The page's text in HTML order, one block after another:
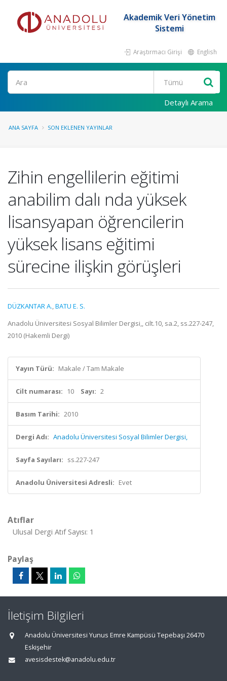
Akademik Veri Yönetim
Sistemi
Araştırmacı Girişi English
Ara
Detaylı Arama
ANA SAYFA SON EKLENEN YAYINLAR
Zihin engellilerin eğitimi
anabilim dalı nda yüksek
lisansyapan öğrencilerin
yüksek lisans eğitimi
sürecine ilişkin görüşleri
DÜZKANTAR A.,BATU E. S.
Anadolu Üniversitesi Sosyal Bilimler Dergisi,, cilt.10, sa.2, ss.227-247,
2010 (Hakemli Dergi)
Yayın Türü: Makale / Tam Makale
Cilt numarası: 10 Sayı: 2
Basım Tarihi: 2010
Dergi Adı: Anadolu Üniversitesi Sosyal Bilimler Dergisi,
Sayfa Sayıları: ss.227-247
Anadolu Üniversitesi Adresli: Evet
Atıflar
Ulusal Dergi Atıf Sayısı: 1
Paylaş
İletişim Bilgileri
Anadolu Üniversitesi Yunus Emre Kampüsü Tepebaşı 26470
Eskişehir
avesisdestek@anadolu.edu.tr